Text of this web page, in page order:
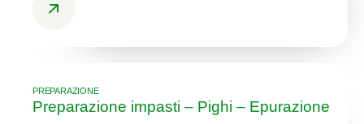
PREPARAZIONE
Preparazione impasti – Pighi – Epurazione